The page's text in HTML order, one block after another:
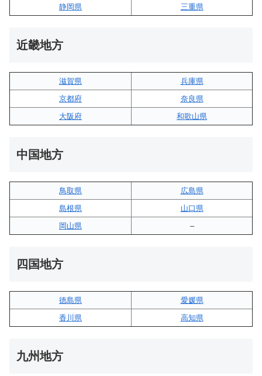
静岡県
三重県
近畿地方
滋賀県
兵庫県
京都府
奈良県
大阪府
和歌山県
中国地方
鳥取県
広島県
島根県
山口県
岡山県
–
四国地方
徳島県
愛媛県
香川県
高知県
九州地方